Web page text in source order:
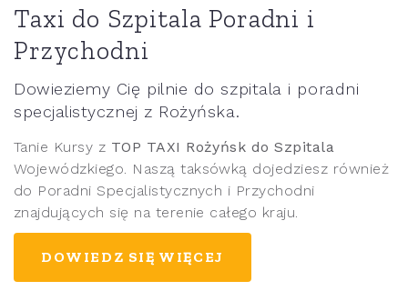
Taxi do Szpitala Poradni i
Przychodni
Dowieziemy Cię pilnie do szpitala i poradni
specjalistycznej z Rożyńska.
Tanie Kursy z TOP TAXI Rożyńsk do Szpitala
Wojewódzkiego. Naszą taksówką dojedziesz również
do Poradni Specjalistycznych i Przychodni
znajdujących się na terenie całego kraju.
DOWIEDZ SIĘ WIĘCEJ